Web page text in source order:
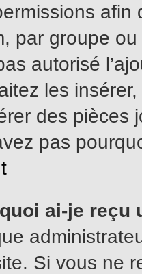
afin
par groupe ou
autorisé
les
des pièces
pas
ai-je reçu
Si vous ne